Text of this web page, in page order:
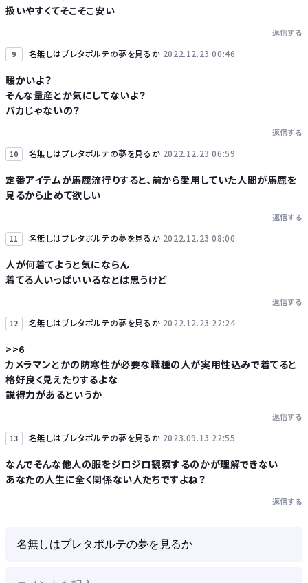
扱いやすくてそこそこ安い
返信する
9 名無しはプレタポルテの夢を見るか 2022.12.23 00:46
暖かいよ？
そんな量産とか気にしてないよ？
バカじゃないの？
返信する
10 名無しはプレタポルテの夢を見るか 2022.12.23 06:59
定番アイテムが馬鹿流行りすると、前から愛用していた人間が馬鹿を
見るから止めて欲しい
返信する
11 名無しはプレタポルテの夢を見るか 2022.12.23 08:00
人が何着てようと気にならん
着てる人いっぱいいるなとは思うけど
返信する
12 名無しはプレタポルテの夢を見るか 2022.12.23 22:24
>>6
カメラマンとかの防寒性が必要な職種の人が実用性込みで着てると
格好良く見えたりするよな
説得力があるというか
返信する
13 名無しはプレタポルテの夢を見るか 2023.09.13 22:55
なんでそんな他人の服をジロジロ観察するのかが理解できない
あなたの人生に全く関係ない人たちですよね？
返信する